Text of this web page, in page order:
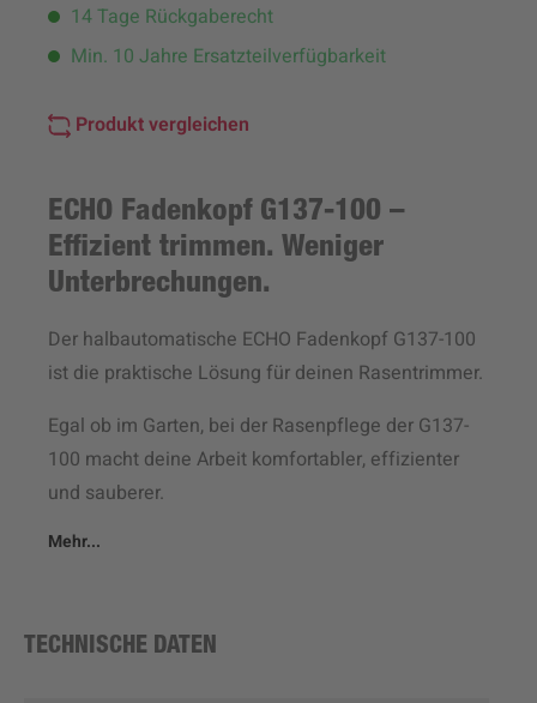
14 Tage Rückgaberecht
Min. 10 Jahre Ersatzteilverfügbarkeit
Produkt vergleichen
ECHO Fadenkopf G137-100 –
Effizient trimmen. Weniger
Unterbrechungen.
Der halbautomatische ECHO Fadenkopf G137-100
ist die praktische Lösung für deinen Rasentrimmer.
Egal ob im Garten, bei der Rasenpflege der G137-
100 macht deine Arbeit komfortabler, effizienter
und sauberer.
Mehr...
TECHNISCHE DATEN